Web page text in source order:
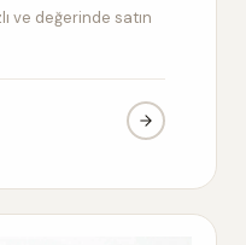
ve değerinde satın